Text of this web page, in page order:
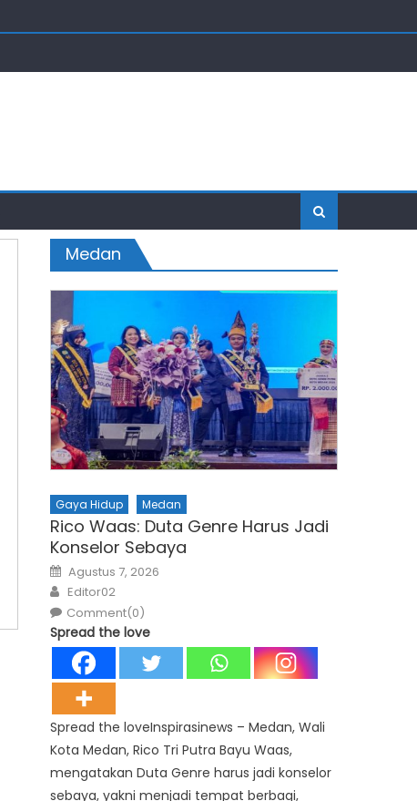
Medan
Gaya Hidup Medan
Rico Waas: Duta Genre Harus Jadi
Konselor Sebaya
Posted
on
Agustus 7, 2026
Author
Editor02
Comment(0)
Spread the love
Spread the loveInspirasinews – Medan, Wali
Kota Medan, Rico Tri Putra Bayu Waas,
mengatakan Duta Genre harus jadi konselor
sebaya, yakni menjadi tempat berbagi,